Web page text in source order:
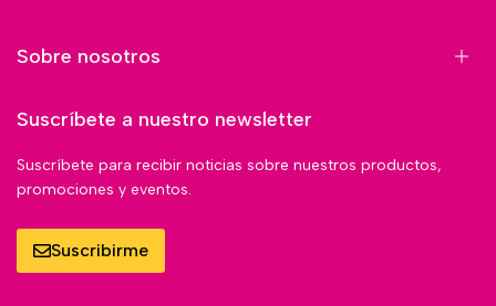
Sobre nosotros
Suscríbete a nuestro newsletter
Suscríbete para recibir noticias sobre nuestros productos,
promociones y eventos.
Suscribirme